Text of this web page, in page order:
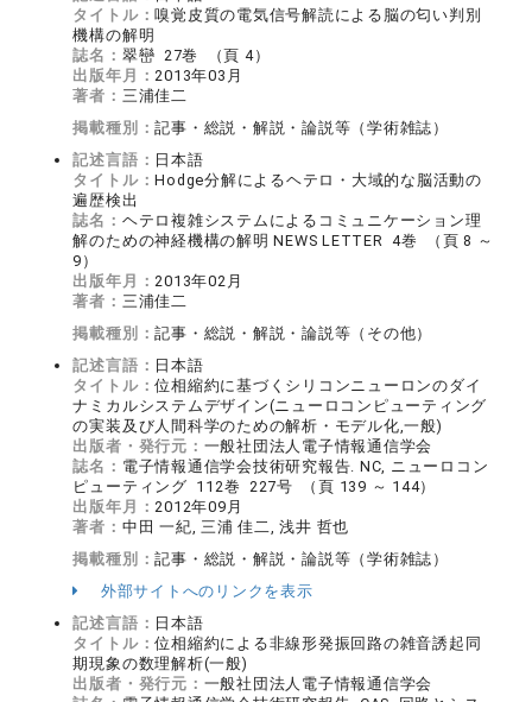
タイトル：嗅覚皮質の電気信号解読による脳の匂い判別
機構の解明
誌名： 翠巒 27巻 （頁 4）
出版年月：2013年03月
著者： 三浦佳二
掲載種別：記事・総説・解説・論説等（学術雑誌）
記述言語： 日本語
タイトル：Hodge分解によるヘテロ・大域的な脳活動の
遍歴検出
誌名： ヘテロ複雑システムによるコミュニケーション理
解のための神経機構の解明 NEWS LETTER 4巻 （頁 8 ～
9）
出版年月：2013年02月
著者： 三浦佳二
掲載種別：記事・総説・解説・論説等（その他）
記述言語： 日本語
タイトル：位相縮約に基づくシリコンニューロンのダイ
ナミカルシステムデザイン(ニューロコンピューティング
の実装及び人間科学のための解析・モデル化,一般)
出版者・発行元： 一般社団法人電子情報通信学会
誌名： 電子情報通信学会技術研究報告. NC, ニューロコン
ピューティング 112巻 227号 （頁 139 ～ 144）
出版年月：2012年09月
著者： 中田 一紀, 三浦 佳二, 浅井 哲也
掲載種別：記事・総説・解説・論説等（学術雑誌）
外部サイトへのリンクを表示
記述言語： 日本語
タイトル：位相縮約による非線形発振回路の雑音誘起同
期現象の数理解析(一般)
出版者・発行元： 一般社団法人電子情報通信学会